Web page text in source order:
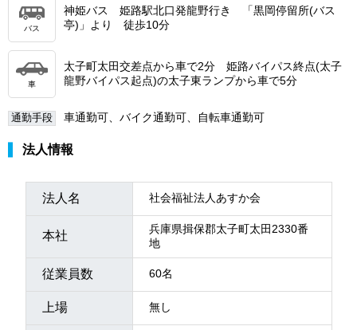
バス
神姫バス 姫路駅北口発龍野行き 「黒岡停留所(バス
亭)」より 徒歩10分
車
太子町太田交差点から車で2分 姫路バイパス終点(太子
龍野バイパス起点)の太子東ランプから車で5分
通勤手段 車通勤可、バイク通勤可、自転車通勤可
法人情報
法人名 社会福祉法人あすか会
本社
兵庫県揖保郡太子町太田2330番
地
従業員数 60名
上場 無し